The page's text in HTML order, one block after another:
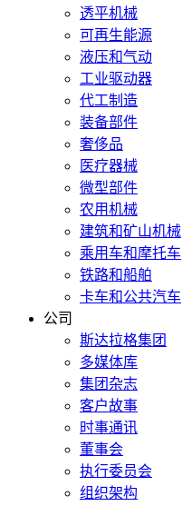
透平机械
可再生能源
液压和气动
工业驱动器
代工制造
装备部件
奢侈品
医疗器械
微型部件
农用机械
建筑和矿山机械
乘用车和摩托车
铁路和船舶
卡车和公共汽车
公司
斯达拉格集团
多媒体库
集团杂志
客户故事
时事通讯
董事会
执行委员会
组织架构